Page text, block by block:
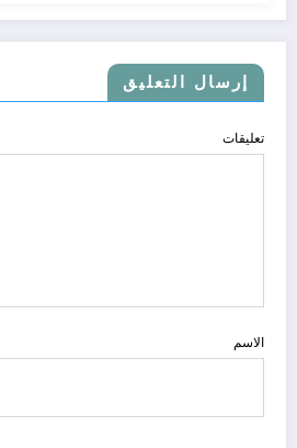
إرسال التعليق
تعليقات
الاسم